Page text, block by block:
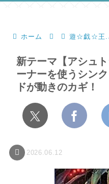
ホーム 遊☆戯☆王
新テーマ【アシュ
ーナーを使うシン
ドが動きのカギ！
2026.06.12